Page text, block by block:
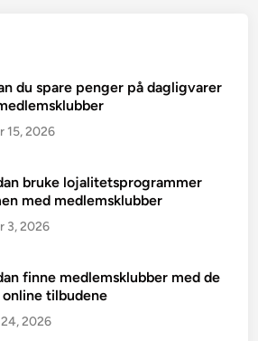
du spare penger på dagligvarer
15, 2026
bruke lojalitetsprogrammer
med medlemsklubber
3, 2026
finne medlemsklubber med de
online tilbudene
2026